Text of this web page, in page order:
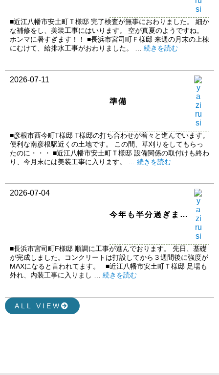
■近江八幡市安土町Ｔ様邸 完了検査が無事におわりました。 細か
な補修をし、美装工事にはいります。 空が真夏のようですね。
ホンマに暑すぎます！！ ■長浜市宮司町Ｆ様邸 来週の月末の上棟
続きを読む
2026-07-11
準備
■彦根市西今町T様邸 T様邸の打ち合わせが着々と進んでいます。
便利な南彦根駅近くの土地です。 この間、草刈りをしてもらっ
たのに・・・ ■近江八幡市安土町Ｔ様邸 設備関係の取付けも終わ
続きを読む
2026-07-04
今年も半分過ぎまし
■長浜市宮司町F様邸 順調に工事が進んでおります。 先日、基礎
が完成しました。コンクリートは打設してから３週間後に強度が
MAXになると言われてます。 ■近江八幡市安土町Ｔ様邸 足場も
外れ、内装工事に入りまし … 続きを読む
ALL VIEW